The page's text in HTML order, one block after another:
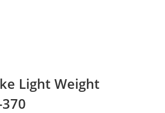
Light Weight